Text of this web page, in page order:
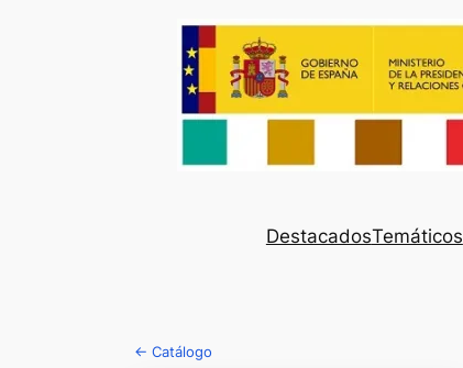
DestacadosTemáticos
← Catálogo